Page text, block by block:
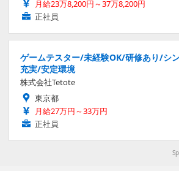
月給23万8,200円～37万8,200円
正社員
ゲームテスター/未経験OK/研修あり/シ
充実/安定環境
株式会社Tetote
東京都
月給27万円～33万円
正社員